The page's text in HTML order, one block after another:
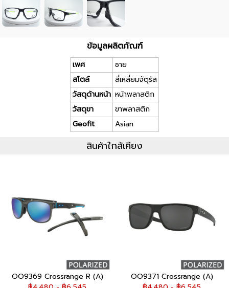
ข้อมูลผลิตภัณฑ์
เพศ
ชาย
สไตล์
สี่เหลี่ยมจัตุรัส
วัสดุด้านหน้า หน้าพลาสติก
วัสดุขา
ขาพลาสติก
Geofit
Asian
สินค้าใกล้เคียง
OO9369 Crossrange R (A)
OO9371 Crossrange (A)